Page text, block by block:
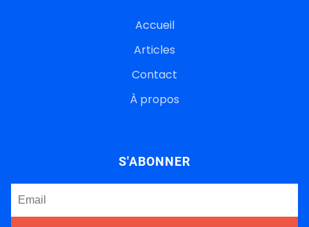
Accueil
Articles
Contact
À propos
S'ABONNER